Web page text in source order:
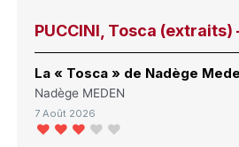
PUCCINI, Tosca (extraits)
La « Tosca » de Nadège
Nadège MEDEN
7 Août 2026